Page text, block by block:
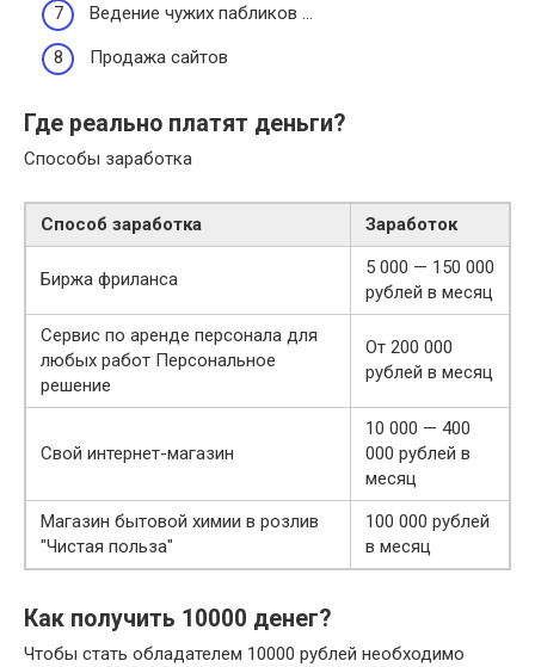
Ведение чужих пабликов …
Продажа сайтов
Где реально платят деньги?
Способы заработка
Способ заработка Заработок
Биржа фриланса
5 000 — 150 000
рублей в месяц
Сервис по аренде персонала для
любых работ Персональное
решение
От 200 000
рублей в месяц
Свой интернет-магазин
10 000 — 400
000 рублей в
месяц
Магазин бытовой химии в розлив
"Чистая польза"
100 000 рублей
в месяц
Как получить 10000 денег?
Чтобы стать обладателем 10000 рублей необходимо